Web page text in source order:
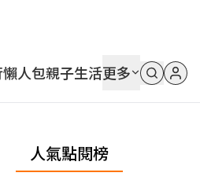
懶人包親子生活更多
人氣點閱榜